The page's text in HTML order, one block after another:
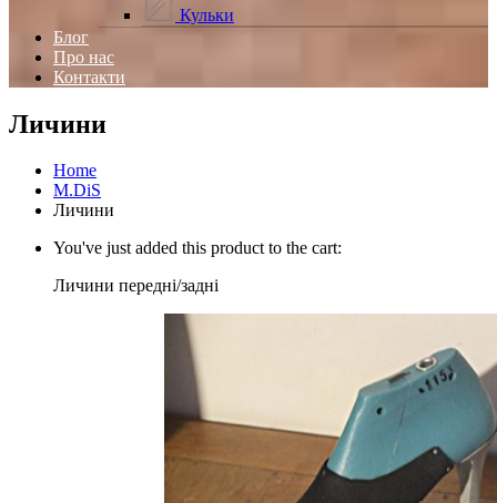
Кульки
Блог
Про нас
Контакти
Личини
Home
M.DiS
Личини
You've just added this product to the cart:
Личини передні/задні